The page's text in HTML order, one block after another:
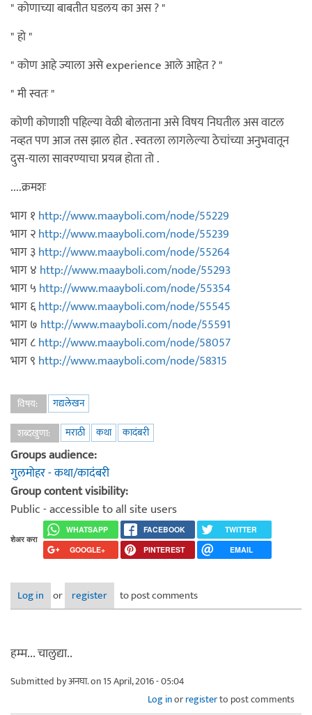
" कोणाच्या बाबतीत घडलय का अस ? "
" हो "
" कोण आहे ज्याला असे experience आले आहेत ? "
" मी स्वतः "
कोणी कोणाशी पहिल्या वेळी बोलताना असे विषय निघतील अस वाटल
नव्हत पण आज तस झाल होत . स्वतःला लागलेल्या ठेचांच्या अनुभवातून
दुस-याला सावरण्याचा प्रयत्न होता तो .
....क्रमशः
भाग १ http://www.maayboli.com/node/55229
भाग २http://www.maayboli.com/node/55239
भाग ३http://www.maayboli.com/node/55264
भाग ४ http://www.maayboli.com/node/55293
भाग ५http://www.maayboli.com/node/55354
भाग ६http://www.maayboli.com/node/55545
भाग ७ http://www.maayboli.com/node/55591
भाग ८http://www.maayboli.com/node/58057
भाग ९ http://www.maayboli.com/node/58315
विषय:
गद्यलेखन
शब्दखुणा:
मराठी कथा कादंबरी
Groups audience:
गुलमोहर - कथा/कादंबरी
Group content visibility:
Public - accessible to all site users
शेअर करा
WHATSAPP FACEBOOK
TWITTER
GOOGLE+
PINTEREST EMAIL
Log in or register to post comments
हम्म... चालुद्या..
Submitted byअनघा.on 15 April, 2016 - 05:04
Log inorregisterto post comments